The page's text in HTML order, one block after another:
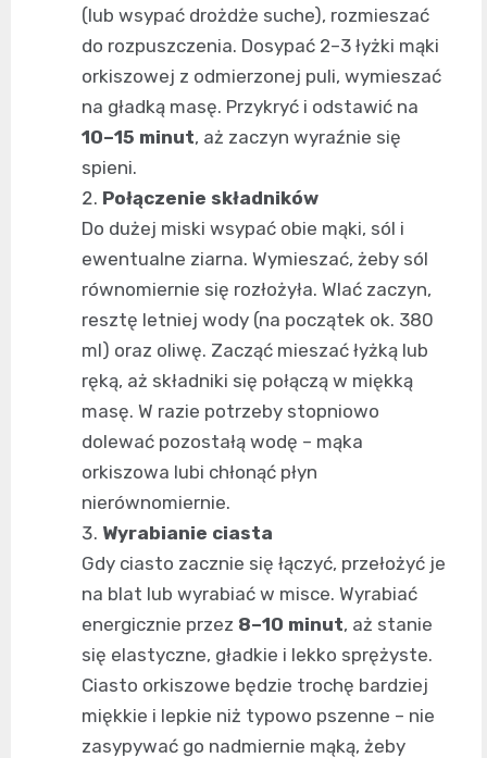
(lub wsypać drożdże suche), rozmieszać
do rozpuszczenia. Dosypać 2–3 łyżki mąki
orkiszowej z odmierzonej puli, wymieszać
na gładką masę. Przykryć i odstawić na
10–15 minut, aż zaczyn wyraźnie się
spieni.
Połączenie składników
Do dużej miski wsypać obie mąki, sól i
ewentualne ziarna. Wymieszać, żeby sól
równomiernie się rozłożyła. Wlać zaczyn,
resztę letniej wody (na początek ok. 380
ml) oraz oliwę. Zacząć mieszać łyżką lub
ręką, aż składniki się połączą w miękką
masę. W razie potrzeby stopniowo
dolewać pozostałą wodę – mąka
orkiszowa lubi chłonąć płyn
nierównomiernie.
Wyrabianie ciasta
Gdy ciasto zacznie się łączyć, przełożyć je
na blat lub wyrabiać w misce. Wyrabiać
energicznie przez 8–10 minut, aż stanie
się elastyczne, gładkie i lekko sprężyste.
Ciasto orkiszowe będzie trochę bardziej
miękkie i lepkie niż typowo pszenne – nie
zasypywać go nadmiernie mąką, żeby